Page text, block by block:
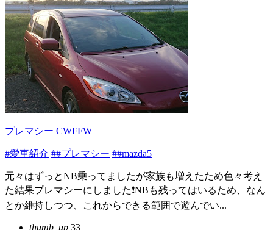
プレマシー CWFFW
#愛車紹介 ##プレマシー ##mazda5
元々はずっとNB乗ってましたが家族も増えたため色々考え
た結果プレマシーにしました❗NBも残ってはいるため、なん
とか維持しつつ、これからできる範囲で遊んでい...
thumb_up 33